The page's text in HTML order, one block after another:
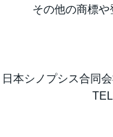
その他の商標や
日本シノプシス合同